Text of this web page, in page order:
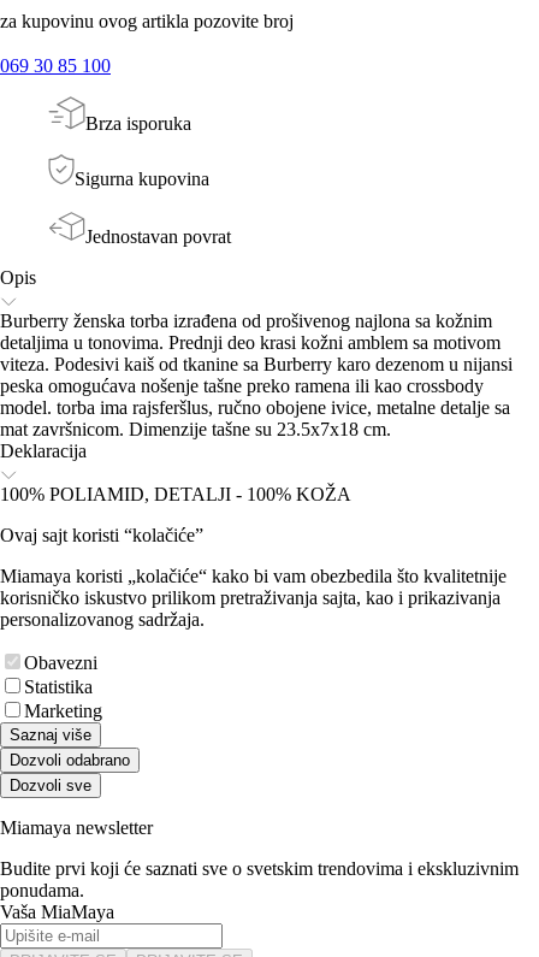
za kupovinu ovog artikla pozovite broj
069 30 85 100
Brza isporuka
Sigurna kupovina
Jednostavan povrat
Opis
Burberry ženska torba izrađena od prošivenog najlona sa kožnim
detaljima u tonovima. Prednji deo krasi kožni amblem sa motivom
viteza. Podesivi kaiš od tkanine sa Burberry karo dezenom u nijansi
peska omogućava nošenje tašne preko ramena ili kao crossbody
model. torba ima rajsferšlus, ručno obojene ivice, metalne detalje sa
mat završnicom. Dimenzije tašne su 23.5x7x18 cm.
Deklaracija
100% POLIAMID, DETALJI - 100% KOŽA
Ovaj sajt koristi “kolačiće”
Miamaya koristi „kolačiće“ kako bi vam obezbedila što kvalitetnije
korisničko iskustvo prilikom pretraživanja sajta, kao i prikazivanja
personalizovanog sadržaja.
Obavezni
Statistika
Marketing
Saznaj više
Dozvoli odabrano
Dozvoli sve
Miamaya newsletter
Budite prvi koji će saznati sve o svetskim trendovima i ekskluzivnim
ponudama.
Vaša MiaMaya